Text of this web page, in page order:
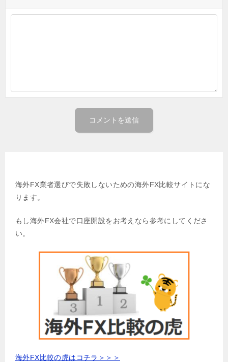
海外FX業者選びで失敗しないための海外FX比較サイトにな
ります。
もし海外FX会社で口座開設をお考えなら参考にしてくださ
い。
海外FX比較の虎はコチラ＞＞＞